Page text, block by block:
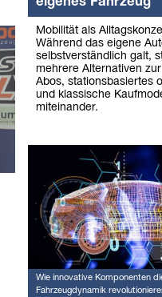
Mobilität als
Während das eigene
selbstverständlich galt,
mehrere Alternativen
Abos, stationsbasiertes
und klassische
miteinander.
Wie innovative Komponenten
Fahrzeugdynamik